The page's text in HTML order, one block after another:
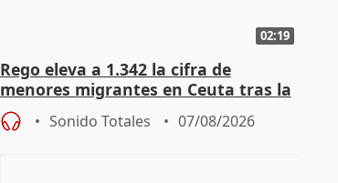
02:19
Rego eleva a 1.342 la cifra de
menores migrantes en Ceuta tras la
entrada masiva
Sonido Totales 07/08/2026